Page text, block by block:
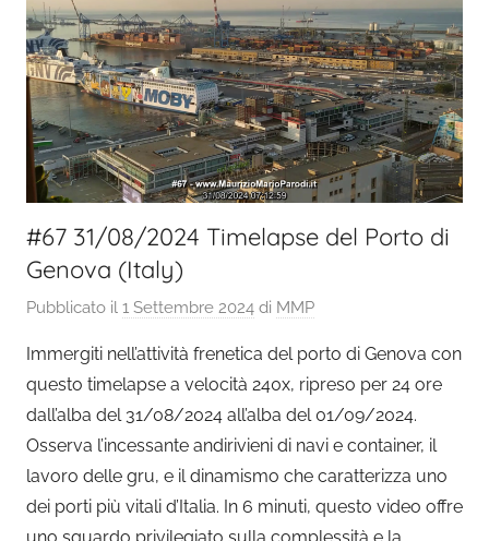
#67 31/08/2024 Timelapse del Porto di
Genova (Italy)
Pubblicato il 1 Settembre 2024 di MMP
Immergiti nell’attività frenetica del porto di Genova con
questo timelapse a velocità 240x, ripreso per 24 ore
dall’alba del 31/08/2024 all’alba del 01/09/2024.
Osserva l’incessante andirivieni di navi e container, il
lavoro delle gru, e il dinamismo che caratterizza uno
dei porti più vitali d’Italia. In 6 minuti, questo video offre